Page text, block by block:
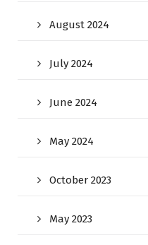
August 2024
July 2024
June 2024
May 2024
October 2023
May 2023